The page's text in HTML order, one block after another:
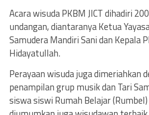
Acara wisuda PKBM JICT dihadiri
undangan, diantaranya Ketua
Samudera Mandiri Sani dan Kepala
Hidayatullah.
Perayaan wisuda juga dimeriahkan
penampilan grup musik dan Tari
siswa siswi Rumah Belajar (Rumbel)